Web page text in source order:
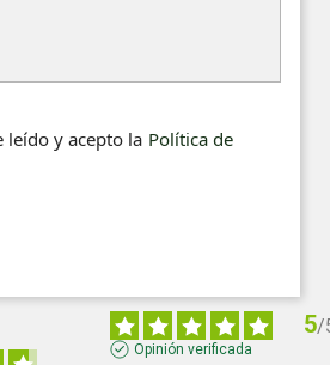
leído y acepto la Política de
5/
Opinión verificada